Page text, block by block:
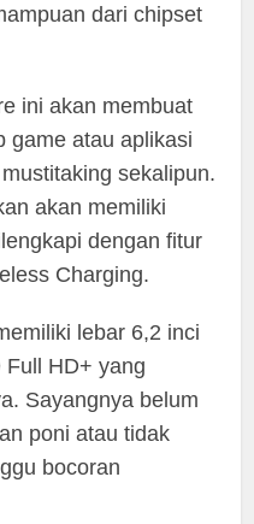
dari chipset
ini akan membuat
game atau aplikasi
sekalipun.
akan memiliki
dengan fitur
Charging.
lebar 6,2 inci
Full HD+ yang
Sayangnya belum
poni atau tidak
bocoran